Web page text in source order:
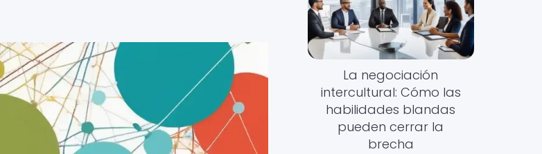
La negociación
intercultural: Cómo las
habilidades blandas
pueden cerrar la
brecha